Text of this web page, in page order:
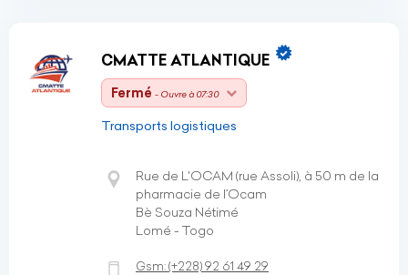
CMATTE ATLANTIQUE
Fermé - Ouvre à 07:30
Transports logistiques
Rue de L'OCAM (rue Assoli), à 50 m de la
pharmacie de l’Ocam
Bè Souza Nétimé
Lomé - Togo
Gsm:(+228)92 61 49 29